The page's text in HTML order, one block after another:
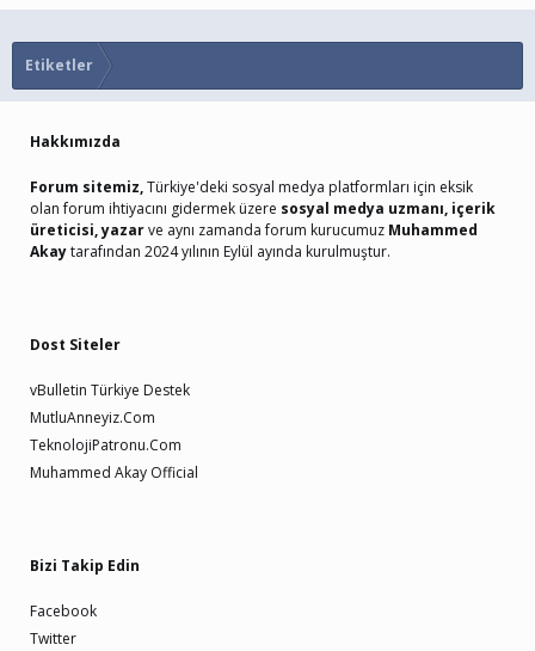
Etiketler
Hakkımızda
Forum sitemiz,Türkiye'deki sosyal medya platformları için eksik
olan forum ihtiyacını gidermek üzere sosyal medya uzmanı, içerik
üreticisi, yazarve aynı zamanda forum kurucumuz Muhammed
Akaytarafından 2024 yılının Eylül ayında kurulmuştur.
Dost Siteler
vBulletin Türkiye Destek
MutluAnneyiz.Com
TeknolojiPatronu.Com
Muhammed Akay Official
Bizi Takip Edin
Facebook
Twitter